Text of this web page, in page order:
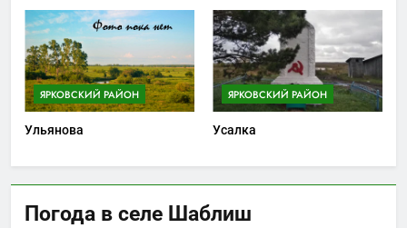
ЯРКОВСКИЙ РАЙОН
Ульянова
ЯРКОВСКИЙ РАЙОН
Усалка
Погода в селе Шаблиш